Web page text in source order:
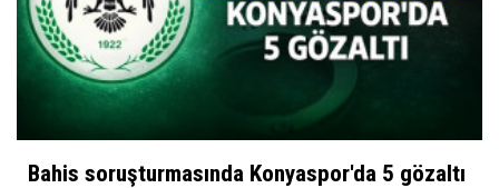
Bahis soruşturmasında Konyaspor'da 5 gözaltı